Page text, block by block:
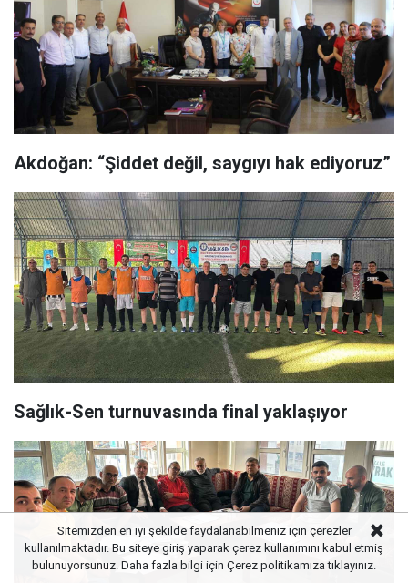
Akdoğan: “Şiddet değil, saygıyı hak ediyoruz”
Sağlık-Sen turnuvasında final yaklaşıyor
Sitemizden en iyi şekilde faydalanabilmeniz için çerezler
kullanılmaktadır. Bu siteye giriş yaparak çerez kullanımını kabul etmiş
bulunuyorsunuz. Daha fazla bilgi için Çerez politikamızatıklayınız.